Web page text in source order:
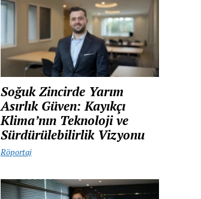
Soğuk Zincirde Yarım
Asırlık Güven: Kayıkçı
Klima’nın Teknoloji ve
Sürdürülebilirlik Vizyonu
Röportaj